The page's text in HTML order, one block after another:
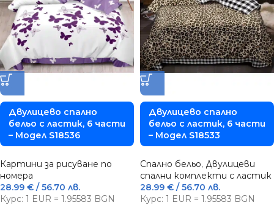
Двулицево спално
бельо с ластик, 6 части
– Модел S18536
Картини за рисуване по
номера
28.99 € / 56.70 лв.
Курс: 1 EUR = 1.95583 BGN
Двулицево спално
бельо с ластик, 6 части
– Модел S18533
Спално бельо, Двулицеви
спални комплекти с ластик
28.99 € / 56.70 лв.
Курс: 1 EUR = 1.95583 BGN